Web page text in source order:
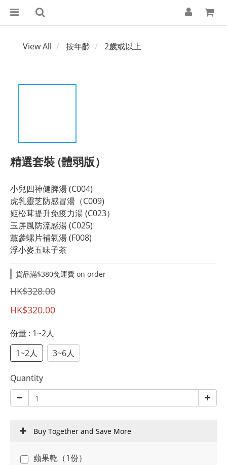
View All 按年齡 2歲或以上
精選套裝 (體弱版）
小兒四神健脾湯 (C004)
虎乳靈芝防感冒湯（C009)
姬松茸提升免疫力湯 (C023）
玉屏風防流感湯 (C025)
黨參螺片補氣湯 (F008)
浮小麥五味子茶
貨品滿$380免運費 on order
HK$328.00
HK$320.00
份量 : 1~2人
1~2人
3~6人
Quantity
Buy Together and Save More
蘋果乾（1份）